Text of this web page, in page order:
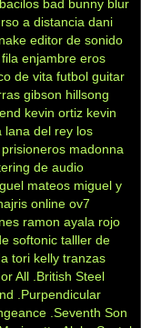
bacilos bad bunny blur
a distancia dani
editor de sonido
enjambre eros
de vita futbol guitar
gibson hillsong
kevin ortiz kevin
lana del rey los
prisioneros madonna
de audio
mateos miguel y
online ov7
ramon ayala rojo
softonic talller de
tori kelly tranzas
All .British Steel
.Purpendicular
.Seventh Son